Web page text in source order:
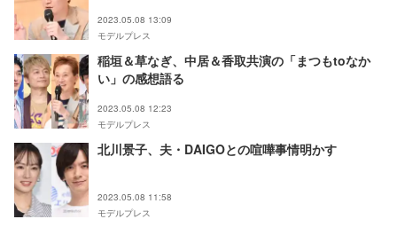
2023.05.08 13:09
モデルプレス
稲垣＆草なぎ、中居＆香取共演の「まつもtoなか
い」の感想語る
2023.05.08 12:23
モデルプレス
北川景子、夫・DAIGOとの喧嘩事情明かす
2023.05.08 11:58
モデルプレス